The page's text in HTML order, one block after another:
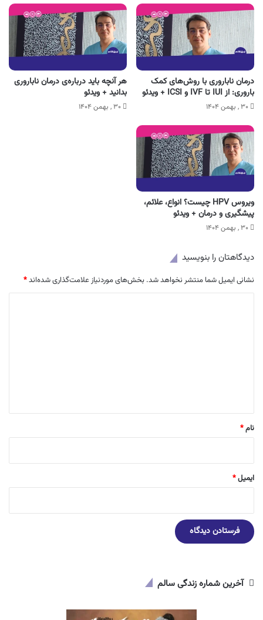
درمان ناباروری با روش‌های کمک
باروری: از IUI تا IVF و ICSI + ویدئو
۳۰ , بهمن ۱۴۰۴
هر آنچه باید درباره‌ی درمان ناباروری
بدانید + ویدئو
۳۰ , بهمن ۱۴۰۴
ویروس HPV چیست؟ انواع، علائم،
پیشگیری و درمان + ویدئو
۳۰ , بهمن ۱۴۰۴
دیدگاهتان را بنویسید
نشانی ایمیل شما منتشر نخواهد شد. بخش‌های موردنیاز علامت‌گذاری شده‌اند*
نام*
ایمیل*
آخرین شماره زندگی سالم